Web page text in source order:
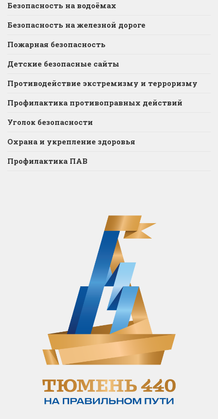
Безопасность на водоёмах
Безопасность на железной дороге
Пожарная безопасность
Детские безопасные сайты
Противодействие экстремизму и терроризму
Профилактика противоправных действий
Уголок безопасности
Охрана и укрепление здоровья
Профилактика ПАВ